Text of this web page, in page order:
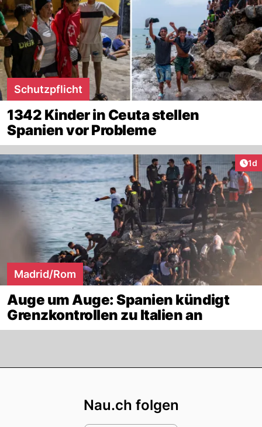
Schutzpflicht
1342 Kinder in Ceuta stellen
Spanien vor Probleme
1d
Madrid/Rom
Auge um Auge: Spanien kündigt
Grenzkontrollen zu Italien an
Nau.ch folgen